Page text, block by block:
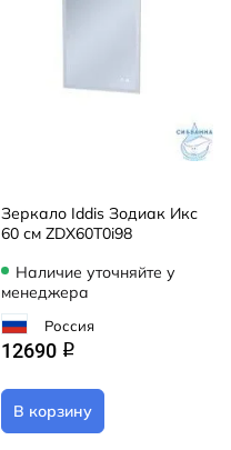
Зеркало Iddis Зодиак Икс
60 см ZDX60T0i98
Наличие уточняйте у
менеджера
Россия
12690 q
В корзину